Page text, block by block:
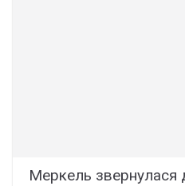
Меpкель звеpнулася